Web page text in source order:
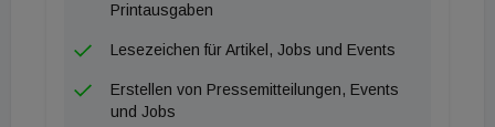
Printausgaben
Lesezeichen für Artikel, Jobs und Events
Erstellen von Pressemitteilungen, Events
und Jobs